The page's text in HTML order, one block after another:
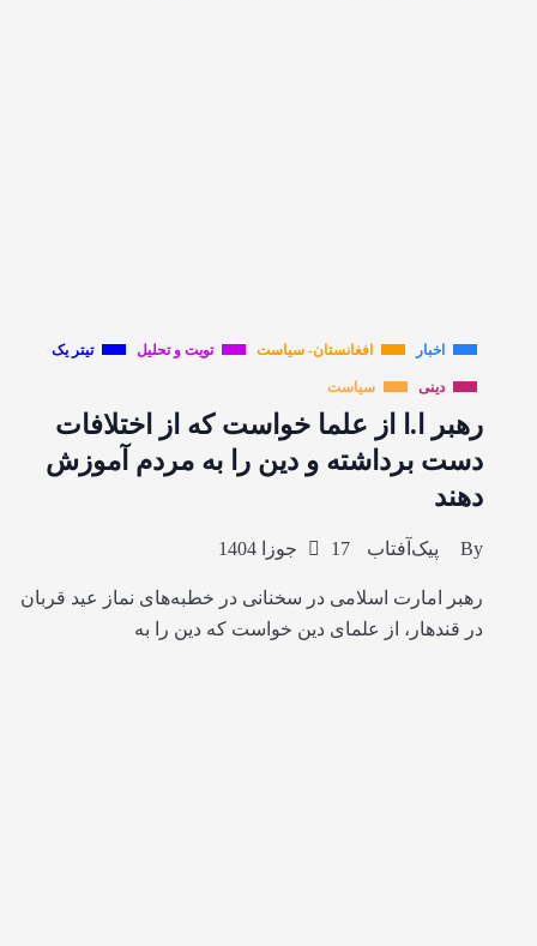
اخبار افغانستان- سیاست تویت و تحلیل تیتر یک
دینی سیاست
رهبر ا.ا از علما خواست که از اختلافات
دست برداشته و دین را به مردم آموزش
دهند
By پیک‌آفتاب 17 جوزا 1404
رهبر امارت اسلامی در سخنانی در خطبه‌های نماز عید قربان
در قندهار، از علمای دین خواست که دین را به